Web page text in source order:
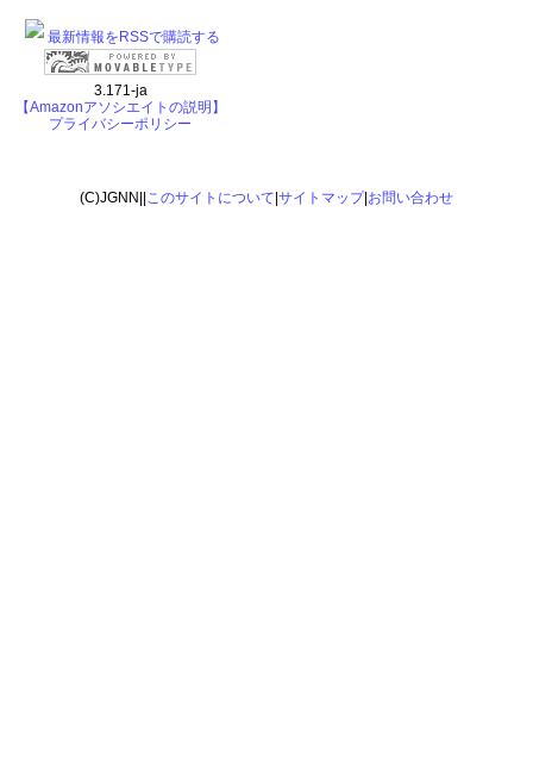
最新情報をRSSで購読する
3.171-ja
【Amazonアソシエイトの説明】
プライバシーポリシー
(C)JGNN|| このサイトについて サイトマップ| お問い合わせ